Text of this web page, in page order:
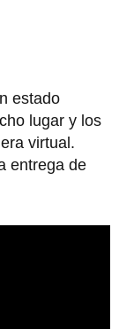
estado
lugar y los
virtual.
entrega de